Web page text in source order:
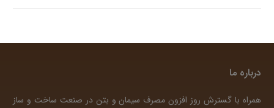
درباره ما
همراه با گسترش روز افزون مصرف سیمان و بتن در صنعت ساخت و ساز